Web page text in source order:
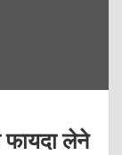
फायदा लेने